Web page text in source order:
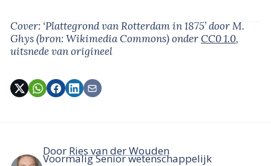
Cover: ‘Plattegrond van Rotterdam in 1875’door M.
Ghys(bron: Wikimedia Commons)onderCC0 1.0,
uitsnede van origineel
Door Ries van der Wouden
Voormalig Senior wetenschappelijk